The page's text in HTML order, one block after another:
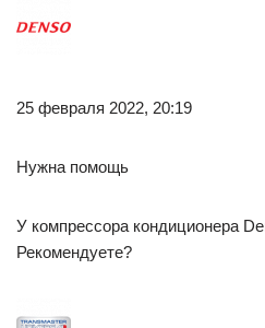
25 февраля 2022, 20:19
Нужна помощь
У компрессора кондиционера
Рекомендуете?